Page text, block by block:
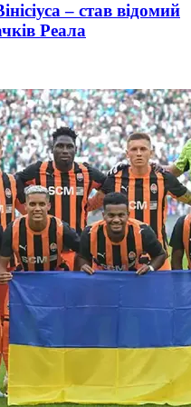
– став відомий
Реала